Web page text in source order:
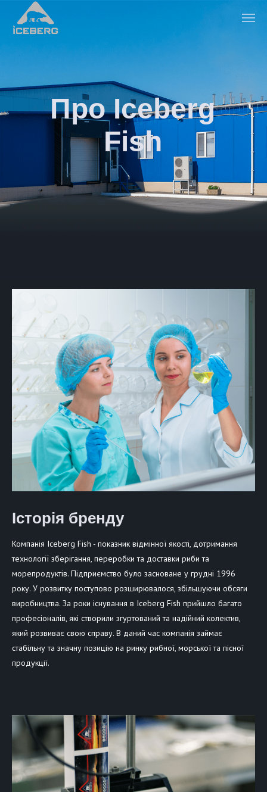
Про Iceberg
Fish
Історія бренду
Компанія Iceberg Fish - показник відмінної якості, дотримання
технології зберігання, переробки та доставки риби та
морепродуктів. Підприємство було засноване у грудні 1996
року. У розвитку поступово розширювалося, збільшуючи обсяги
виробництва. За роки існування в Iceberg Fish прийшло багато
професіоналів, які створили згуртований та надійний колектив,
який розвиває свою справу. В даний час компанія займає
стабільну та значну позицію на ринку рибної, морської та пісної
продукції.